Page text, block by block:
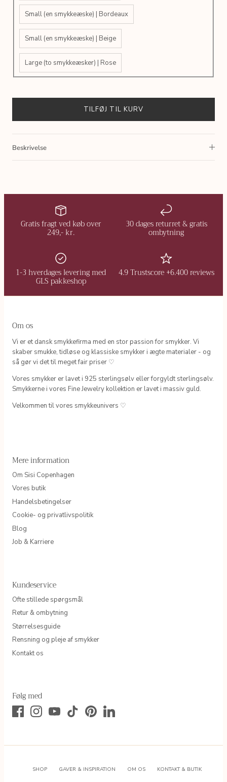
Small (en smykkeæske) | Bordeaux
Small (en smykkeæske) | Beige
Large (to smykkeæsker) | Rose
TILFØJ TIL KURV
Beskrivelse
Gratis fragt ved køb over
249,- kr.
30 dages returret & gratis
ombytning
1-3 hverdages levering med
GLS pakkeshop
4.9 Trustscore +6.400 reviews
Om os
Vi er et dansk smykkefirma med en stor passion for smykker. Vi
skaber smukke, tidløse og klassiske smykker i ægte materialer - og
så gør vi det til meget fair priser ♡
Vores smykker er lavet i 925 sterlingsølv eller forgyldt sterlingsølv.
Smykkerne i vores Fine Jewelry kollektion er lavet i massiv guld.
Velkommen til vores smykkeunivers ♡
Mere information
Om Sisi Copenhagen
Vores butik
Handelsbetingelser
Cookie- og privatlivspolitik
Blog
Job & Karriere
Kundeservice
Ofte stillede spørgsmål
Retur & ombytning
Størrelsesguide
Rensning og pleje af smykker
Kontakt os
Følg med
SHOP GAVER & INSPIRATION OM OS KONTAKT & BUTIK